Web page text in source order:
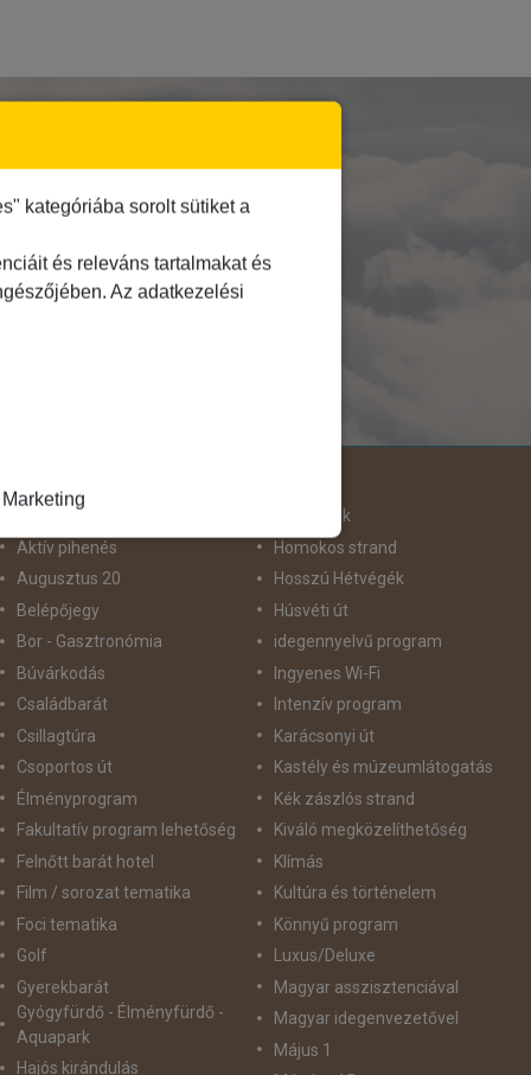
Adventi út
Aktív pihenés
Augusztus 20
Belépőjegy
Bor - Gasztronómia
Búvárkodás
Családbarát
Csillagtúra
Csoportos út
Élményprogram
Fakultatív program lehetőség
Felnőtt barát hotel
Film / sorozat tematika
Foci tematika
Golf
Gyerekbarát
Gyógyfürdő - Élményfürdő -
Aquapark
Hajós kirándulás
Hegyvidék
Homokos strand
Hosszú Hétvégék
Húsvéti út
idegennyelvű program
Ingyenes Wi-Fi
Intenzív program
Karácsonyi út
Kastély és múzeumlátogatás
Kék zászlós strand
Kiváló megközelíthetőség
Klímás
Kultúra és történelem
Könnyű program
Luxus/Deluxe
Magyar asszisztenciával
Magyar idegenvezetővel
Május 1
kategóriába sorolt sütiket a
és releváns tartalmakat és
Az adatkezelési
Marketing